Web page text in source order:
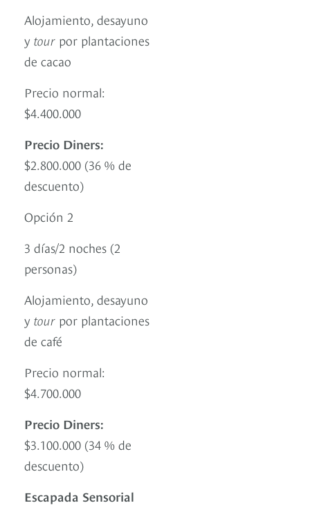
Alojamiento, desayuno
y tour por plantaciones
de cacao
Precio normal:
$4.400.000
Precio Diners:
$2.800.000 (36 % de
descuento)
Opción 2
3 días/2 noches (2
personas)
Alojamiento, desayuno
y tour por plantaciones
de café
Precio normal:
$4.700.000
Precio Diners:
$3.100.000 (34 % de
descuento)
Escapada Sensorial